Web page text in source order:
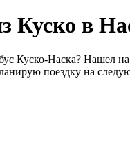
Куско в
Куско-Наска? Нашел
поездку на